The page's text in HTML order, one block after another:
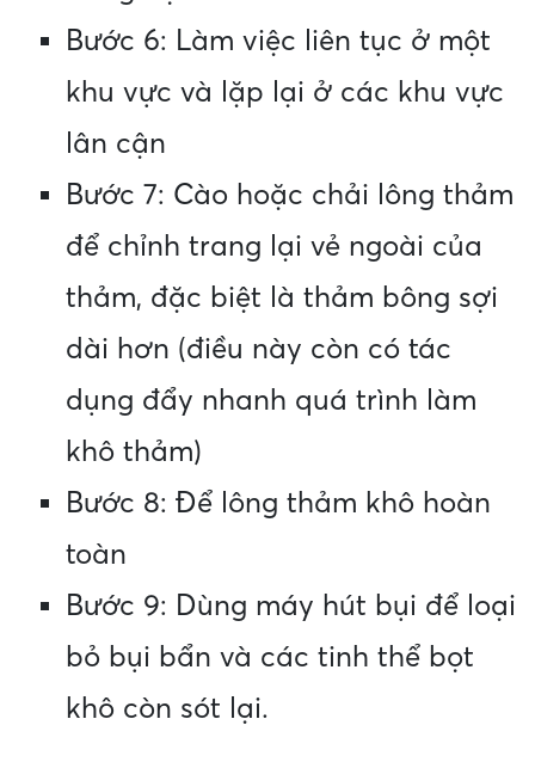
Bước 6: Làm việc liên tục ở một
khu vực và lặp lại ở các khu vực
lân cận
Bước 7: Cào hoặc chải lông thảm
để chỉnh trang lại vẻ ngoài của
thảm, đặc biệt là thảm bông sợi
dài hơn (điều này còn có tác
dụng đẩy nhanh quá trình làm
khô thảm)
Bước 8: Để lông thảm khô hoàn
toàn
Bước 9: Dùng máy hút bụi để loại
bỏ bụi bẩn và các tinh thể bọt
khô còn sót lại.